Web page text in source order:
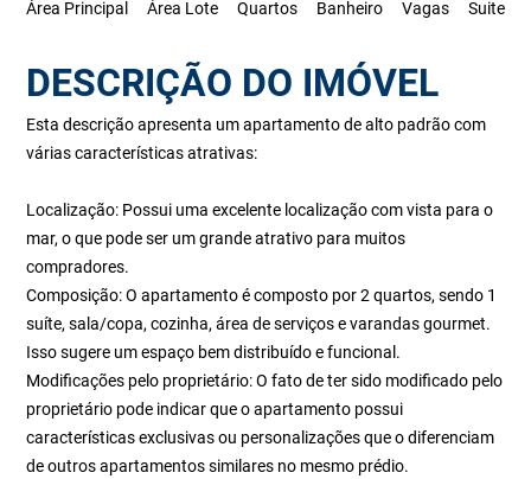
Área Principal
Área Lote
Quartos
Banheiro
Vagas
Suite
DESCRIÇÃO DO IMÓVEL
Esta descrição apresenta um apartamento de alto padrão com
várias características atrativas:
Localização: Possui uma excelente localização com vista para o
mar, o que pode ser um grande atrativo para muitos
compradores.
Composição: O apartamento é composto por 2 quartos, sendo 1
suíte, sala/copa, cozinha, área de serviços e varandas gourmet.
Isso sugere um espaço bem distribuído e funcional.
Modificações pelo proprietário: O fato de ter sido modificado pelo
proprietário pode indicar que o apartamento possui
características exclusivas ou personalizações que o diferenciam
de outros apartamentos similares no mesmo prédio.